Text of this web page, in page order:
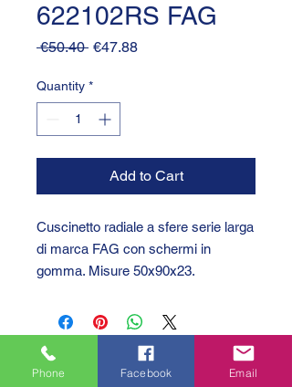
622102RS FAG
€50.40 Regular
€47.88Sale
Quantity *
Add to Cart
Cuscinetto radiale a sfere serie larga
di marca FAG con schermi in
gomma. Misure 50x90x23.
Phone Facebook Email